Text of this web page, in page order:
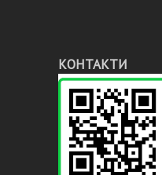
КОНТАКТИ